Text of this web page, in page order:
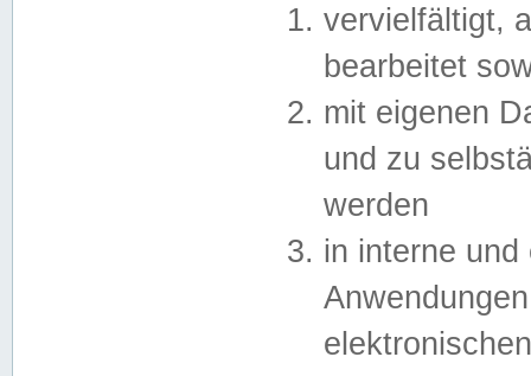
vervielfältigt,
bearbeitet
mit eigenen
und zu
werden
in interne